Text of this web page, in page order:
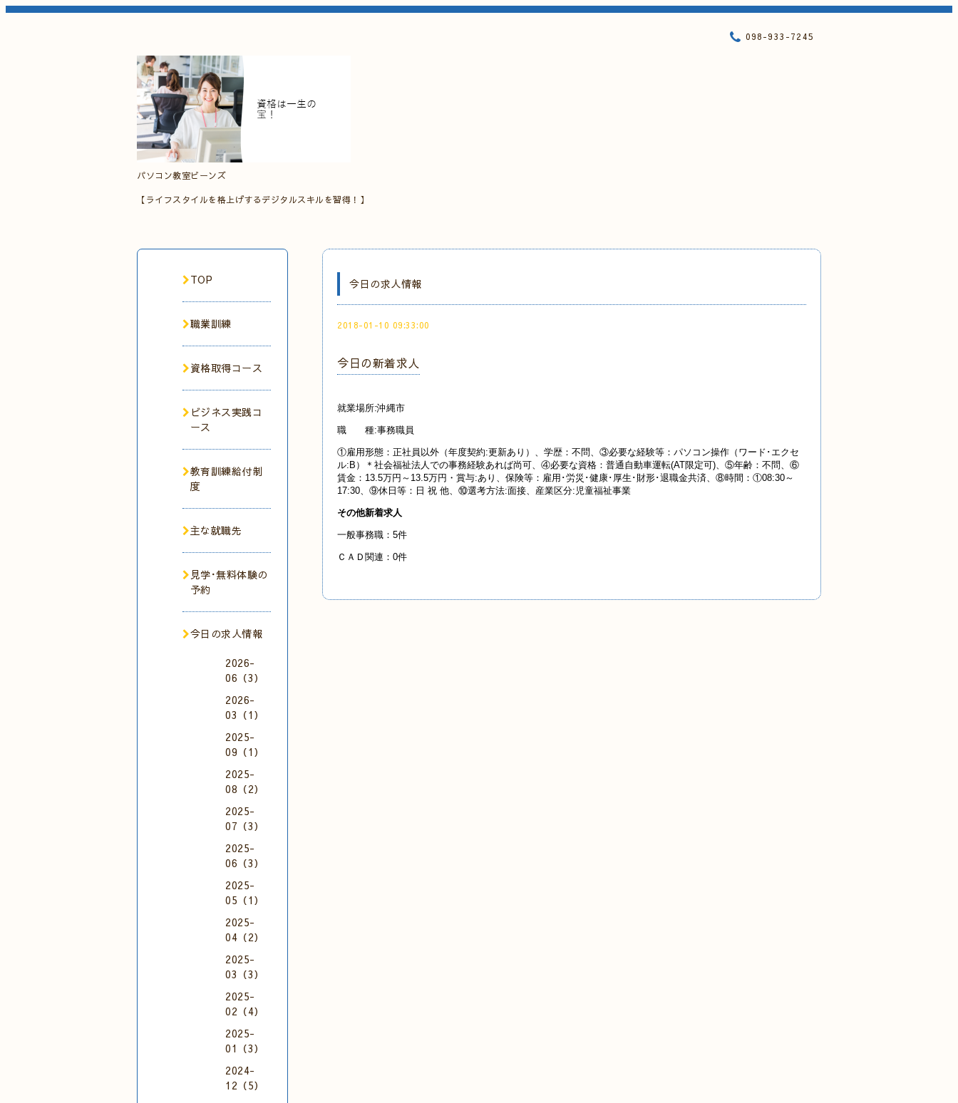
パソコン教室ビーンズ
【ライフスタイルを格上げするデジタルスキルを習得！】
098-933-7245
今日の求人情報
2018-01-10 09:33:00
今日の新着求人
就業場所:沖縄市
職 種:事務職員
①雇用形態：正社員以外（年度契約:更新あり）、学歴：不問、③必要な経験等：パソコン操作（ワード･エクセ
ル:B）＊社会福祉法人での事務経験あれば尚可、④必要な資格：普通自動車運転(AT限定可)、⑤年齢：不問、⑥
賃金：13.5万円～13.5万円・賞与:あり、保険等：雇用･労災･健康･厚生･財形･退職金共済、⑧時間：①08:30～
17:30、⑨休日等：日 祝 他、⑩選考方法:面接、産業区分:児童福祉事業
その他新着求人
一般事務職：5件
ＣＡＤ関連：0件
TOP
職業訓練
資格取得コース
ビジネス実践コ
ース
教育訓練給付制
度
主な就職先
見学･無料体験の
予約
今日の求人情報
2026-
06（3）
2026-
03（1）
2025-
09（1）
2025-
08（2）
2025-
07（3）
2025-
06（3）
2025-
05（1）
2025-
04（2）
2025-
03（3）
2025-
02（4）
2025-
01（3）
2024-
12（5）